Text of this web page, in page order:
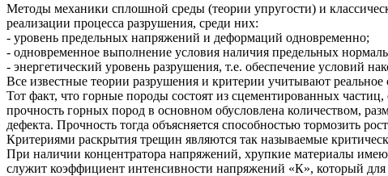
Методы механики сплошной среды (теории упругости) и
реализации процесса разрушения, среди них:
- уровень предельных напряжений и деформаций одновременно;
- одновременное выполнение условия наличия предельных
- энергетический уровень разрушения, т.е. обеспечение условий
Все известные теории разрушения и критерии учитывают
Тот факт, что горные породы состоят из сцементированных
прочность горных пород в основном обусловлена количеством,
дефекта. Прочность тогда объясняется способностью тормозить
Критериями раскрытия трещин являются так называемые
При наличии концентратора напряжений, хрупкие материалы
служит коэффициент интенсивности напряжений «К», который